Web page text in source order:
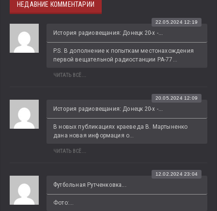
НЕДАВНИЕ КОММЕНТАРИИ
История радиовещания: Донецк 20-х -...
22.05.2024 12:19
P.S. В дополнение к попыткам местонахождения
первой вещательной радиостанции РА-77...
ЧИТАТЬ ВСЁ...
История радиовещания: Донецк 20-х -...
20.05.2024 12:09
В новых публикациях краеведа В. Мартыненко
дана новая информация о...
ЧИТАТЬ ВСЁ...
Футбольная Рутченковка...
12.02.2024 23:04
Фото:...